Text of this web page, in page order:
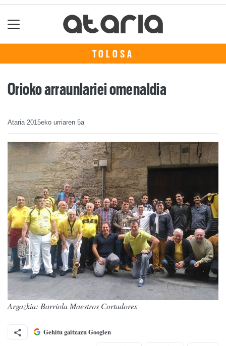
TOLOSA
Orioko arraunlariei omenaldia
Ataria 2015eko urriaren 5a
Argazkia: Barriola Maestros Cortadores
Gehitu gaitzazu Googlen